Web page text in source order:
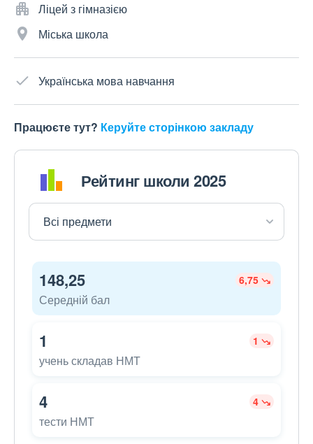
Ліцей з гімназією
Міська школа
Українська мова навчання
Працюєте тут? Керуйте сторінкою закладу
Рейтинг школи 2025
148,25 6,75
Середній бал
1 1
учень складав НМТ
4 4
тести НМТ